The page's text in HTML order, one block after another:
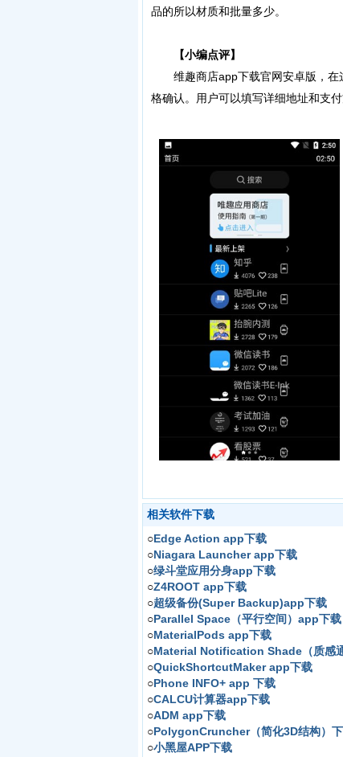
品的所以材质和批量多少。
【小编点评】
维趣商店app下载官网安卓版，在
格确认。用户可以填写详细地址和支
相关软件下载
○Edge Action app下载
○Niagara Launcher app下载
○绿斗堂应用分身app下载
○Z4ROOT app下载
○超级备份(Super Backup)app下载
○Parallel Space（平行空间）app下载
○MaterialPods app下载
○Material Notification Shade（质感
○QuickShortcutMaker app下载
○Phone INFO+ app 下载
○CALCU计算器app下载
○ADM app下载
○PolygonCruncher（简化3D结构）
○小黑屋APP下载